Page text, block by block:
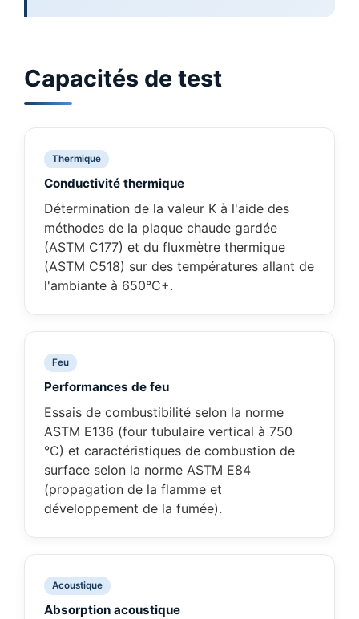
Capacités de test
Thermique
Conductivité thermique
Détermination de la valeur K à l'aide des
méthodes de la plaque chaude gardée
(ASTM C177) et du fluxmètre thermique
(ASTM C518) sur des températures allant de
l'ambiante à 650°C+.
Feu
Performances de feu
Essais de combustibilité selon la norme
ASTM E136 (four tubulaire vertical à 750
°C) et caractéristiques de combustion de
surface selon la norme ASTM E84
(propagation de la flamme et
développement de la fumée).
Acoustique
Absorption acoustique